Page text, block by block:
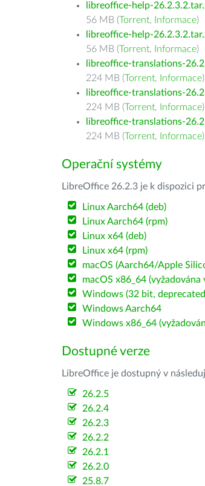
libreoffice-help-
56 MB (Torrent, Informace)
libreoffice-help-
56 MB (Torrent, Informace)
libreoffice-translations-
224 MB (Torrent, Informace)
libreoffice-translations-
224 MB (Torrent, Informace)
libreoffice-translations-
224 MB (Torrent, Informace)
Operační systémy
LibreOffice 26.2.3 je k dispozici
Linux Aarch64 (deb)
Linux Aarch64 (rpm)
Linux x64 (deb)
Linux x64 (rpm)
macOS (Aarch64/Apple
macOS x86_64
Windows (32 bit,
Windows Aarch64
Windows x86_64
Dostupné verze
LibreOffice je dostupný v
26.2.5
26.2.4
26.2.3
26.2.2
26.2.1
26.2.0
25.8.7